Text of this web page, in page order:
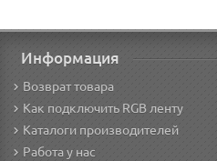
Информация
Возврат товара
Как подключить RGB ленту
Каталоги производителей
Работа у нас